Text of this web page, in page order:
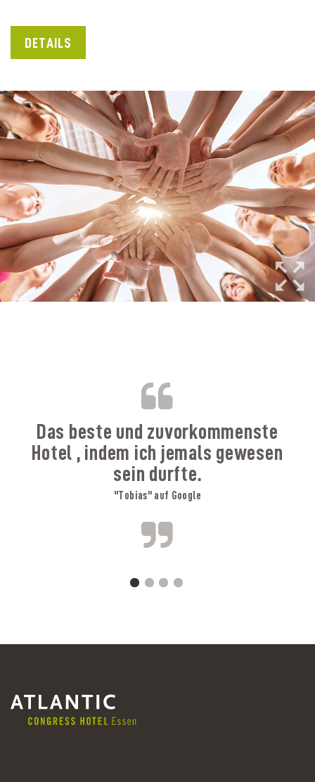
DETAILS
B
Das beste und zuvorkommenste
Hotel , indem ich jemals gewesen
sein durfte.
"Tobias" auf Google
A